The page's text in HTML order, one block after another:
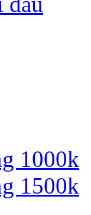
1000k
1500k